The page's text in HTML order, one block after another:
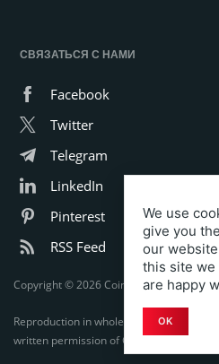
СВЯЗАТЬСЯ С НАМИ
Facebook
Twitter
Telegram
LinkedIn
Pinterest
RSS Feed
Copyright © 2026 Coinspeaker LTD. All
Reproduction in whole or in part in any
written permission of Coinspeaker LTD is
We use
give you
our
this site we
are happy
OK